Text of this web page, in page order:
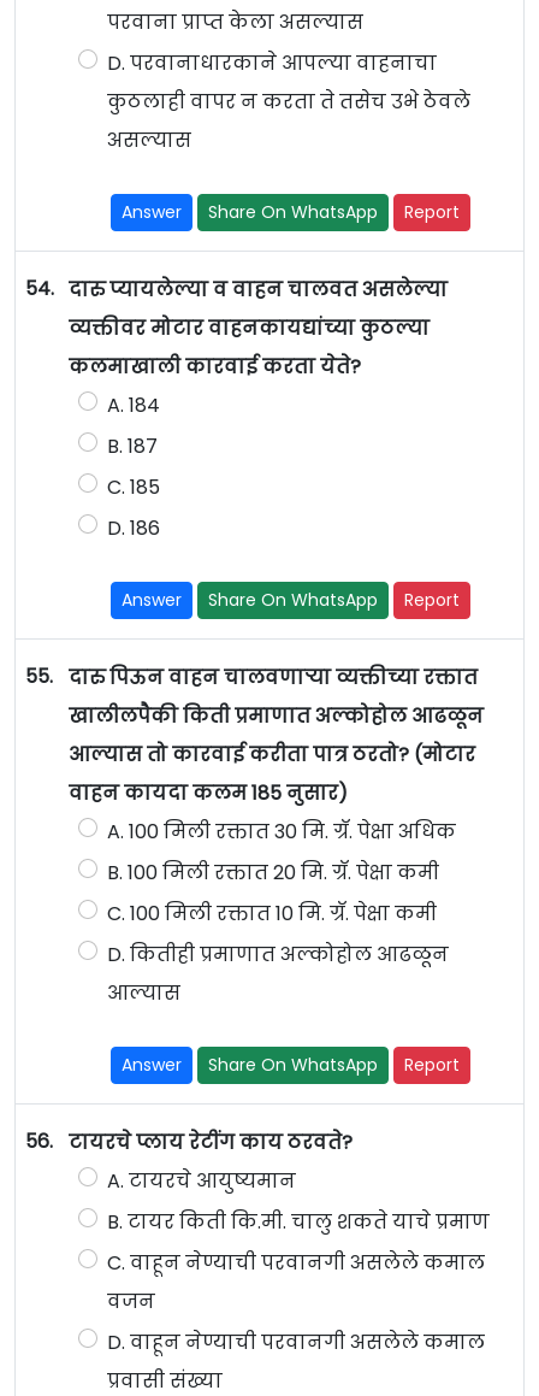
परवाना प्राप्त केला असल्यास
D. परवानाधारकाने आपल्या वाहनाचा
कुठलाही वापर न करता ते तसेच उभे ठेवले
असल्यास
Answer Share On WhatsApp Report
54. दारु प्यायलेल्या व वाहन चालवत असलेल्या
व्यक्तीवर मोटार वाहनकायद्यांच्या कुठल्या
कलमाखाली कारवाई करता येते?
A. 184
B. 187
C. 185
D. 186
Answer Share On WhatsApp Report
55. दारु पिऊन वाहन चालवणाऱ्या व्यक्तीच्या रक्तात
खालीलपैकी किती प्रमाणात अल्कोहोल आढळून
आल्यास तो कारवाई करीता पात्र ठरतो? (मोटार
वाहन कायदा कलम 185 नुसार)
A. 100 मिली रक्तात 30 मि. ग्रॅ. पेक्षा अधिक
B. 100 मिली रक्तात 20 मि. ग्रॅ. पेक्षा कमी
C. 100 मिली रक्तात 10 मि. ग्रॅ. पेक्षा कमी
D. कितीही प्रमाणात अल्कोहोल आढळून
आल्यास
Answer Share On WhatsApp Report
56. टायरचे प्लाय रेटींग काय ठरवते?
A. टायरचे आयुष्यमान
B. टायर किती कि.मी. चालु शकते याचे प्रमाण
C. वाहून नेण्याची परवानगी असलेले कमाल
वजन
D. वाहून नेण्याची परवानगी असलेले कमाल
प्रवासी संख्या